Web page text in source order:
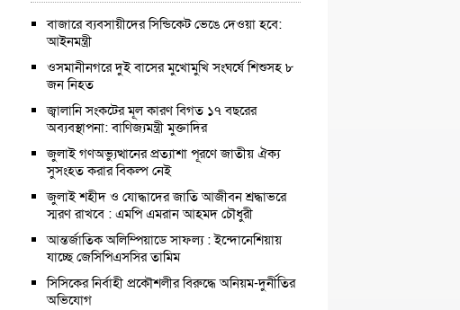
বাজারে ব্যবসায়ীদের সিন্ডিকেট ভেঙে দেওয়া হবে:
আইনমন্ত্রী
ওসমানীনগরে দুই বাসের মুখোমুখি সংঘর্ষে শিশুসহ ৮
জন নিহত
জ্বালানি সংকটের মূল কারণ বিগত ১৭ বছরের
অব্যবস্থাপনা: বাণিজ্যমন্ত্রী মুক্তাদির
জুলাই গণঅভ্যুত্থানের প্রত্যাশা পূরণে জাতীয় ঐক্য
সুসংহত করার বিকল্প নেই
জুলাই শহীদ ও যোদ্ধাদের জাতি আজীবন শ্রদ্ধাভরে
স্মরণ রাখবে : এমপি এমরান আহমদ চৌধুরী
আন্তর্জাতিক অলিম্পিয়াডে সাফল্য : ইন্দোনেশিয়ায়
যাচ্ছে জেসিপিএসসির তামিম
সিসিকের নির্বাহী প্রকৌশলীর বিরুদ্ধে অনিয়ম-দুর্নীতির
অভিযোগ